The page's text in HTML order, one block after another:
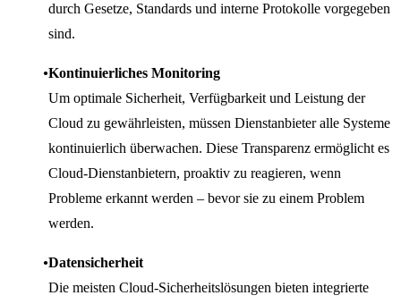
durch Gesetze, Standards und interne Protokolle vorgegeben
sind.
Kontinuierliches Monitoring
Um optimale Sicherheit, Verfügbarkeit und Leistung der
Cloud zu gewährleisten, müssen Dienstanbieter alle Systeme
kontinuierlich überwachen. Diese Transparenz ermöglicht es
Cloud-Dienstanbietern, proaktiv zu reagieren, wenn
Probleme erkannt werden – bevor sie zu einem Problem
werden.
Datensicherheit
Die meisten Cloud-Sicherheitslösungen bieten integrierte